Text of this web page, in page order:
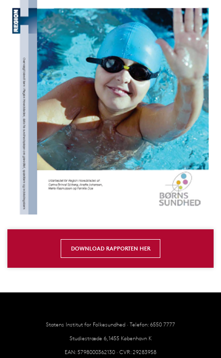
DOWNLOAD RAPPORTEN HER
Statens Institut for Folkesundhed · Telefon: 6550 7777
Studiestræde 6, 1455 København K
EAN: 5798000362130 · CVR: 29283958